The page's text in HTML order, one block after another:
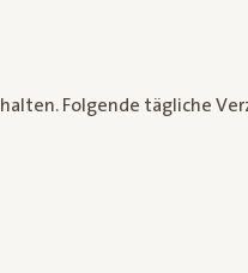
Folgende tägliche